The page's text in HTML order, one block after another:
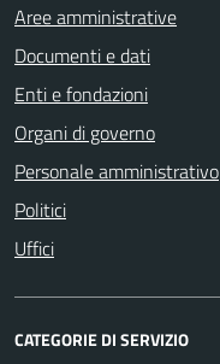
Aree amministrative
Documenti e dati
Enti e fondazioni
Organi di governo
Personale amministrativo
Politici
Uffici
CATEGORIE DI SERVIZIO